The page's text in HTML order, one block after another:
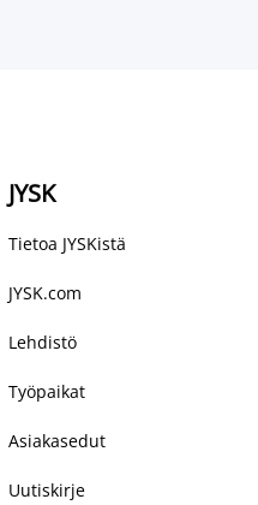
JYSK
Tietoa JYSKistä
JYSK.com
Lehdistö
Työpaikat
Asiakasedut
Uutiskirje